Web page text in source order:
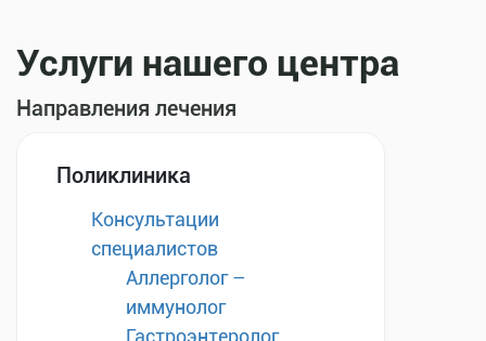
Услуги нашего центра
Направления лечения
Поликлиника
Консультации
специалистов
Аллерголог –
иммунолог
Гастроэнтеролог